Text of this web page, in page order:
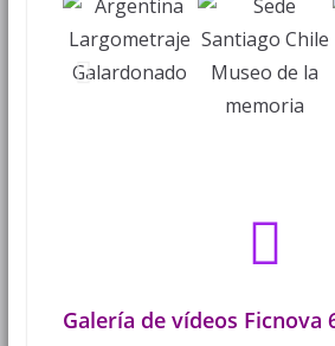
Galería de vídeos Ficnova